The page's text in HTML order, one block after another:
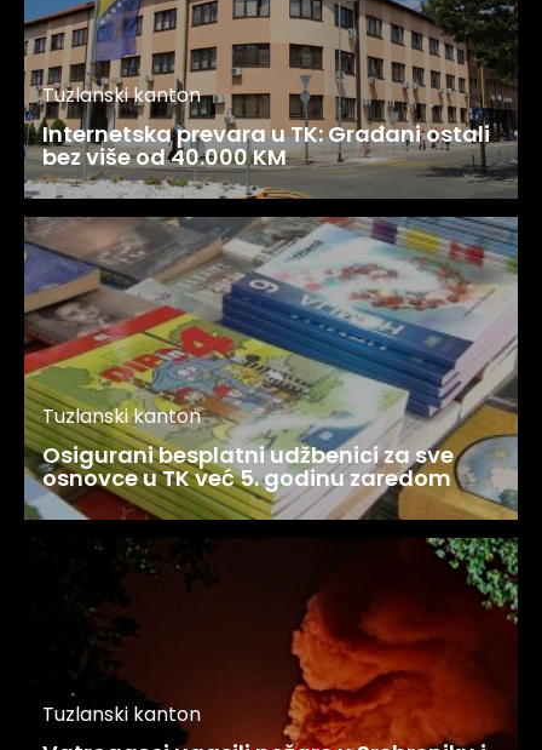
Tuzlanski kanton
Internetska prevara u TK: Građani ostali
bez više od 40.000 KM
Tuzlanski kanton
Osigurani besplatni udžbenici za sve
osnovce u TK već 5. godinu zaredom
Tuzlanski kanton